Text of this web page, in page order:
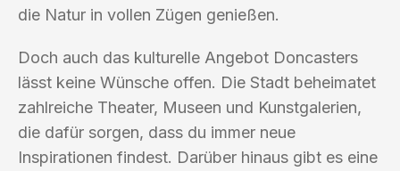
die Natur in vollen Zügen genießen.
Doch auch das kulturelle Angebot Doncasters
lässt keine Wünsche offen. Die Stadt beheimatet
zahlreiche Theater, Museen und Kunstgalerien,
die dafür sorgen, dass du immer neue
Inspirationen findest. Darüber hinaus gibt es eine